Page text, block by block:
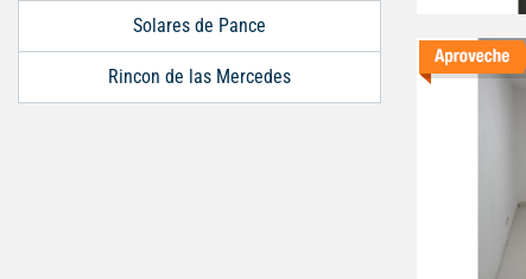
Solares de Pance
Rincon de las Mercedes